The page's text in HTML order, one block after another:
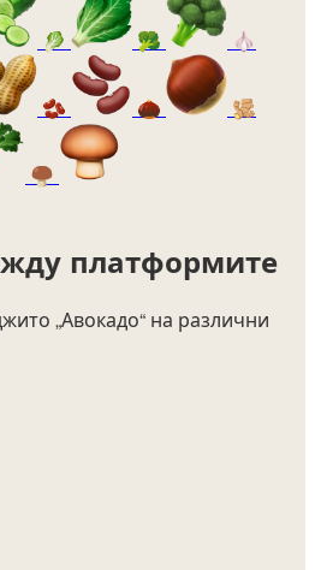
🥬 🥦 🧄
🫘 🌰 🫚
🍄‍🟫
платформите
„Авокадо“ на различни